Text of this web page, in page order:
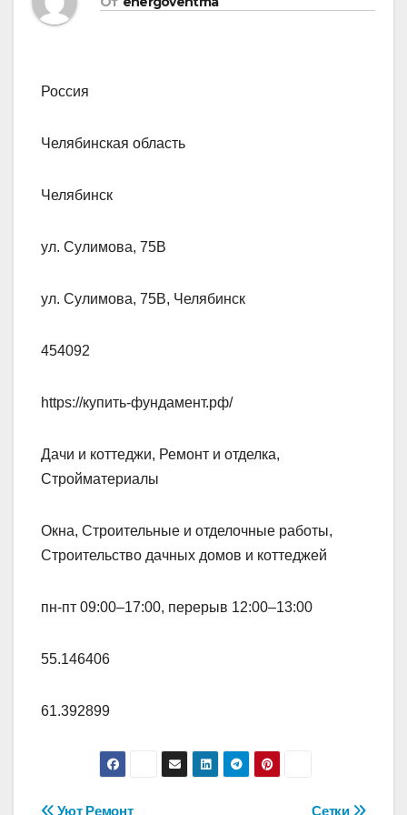
Россия
Челябинская область
Челябинск
ул. Сулимова, 75В
ул. Сулимова, 75В, Челябинск
454092
https://купить-фундамент.рф/
Дачи и коттеджи, Ремонт и отделка,
Стройматериалы
Окна, Строительные и отделочные работы,
Строительство дачных домов и коттеджей
пн-пт 09:00–17:00, перерыв 12:00–13:00
55.146406
61.392899
Сетки
Уют Ремонт